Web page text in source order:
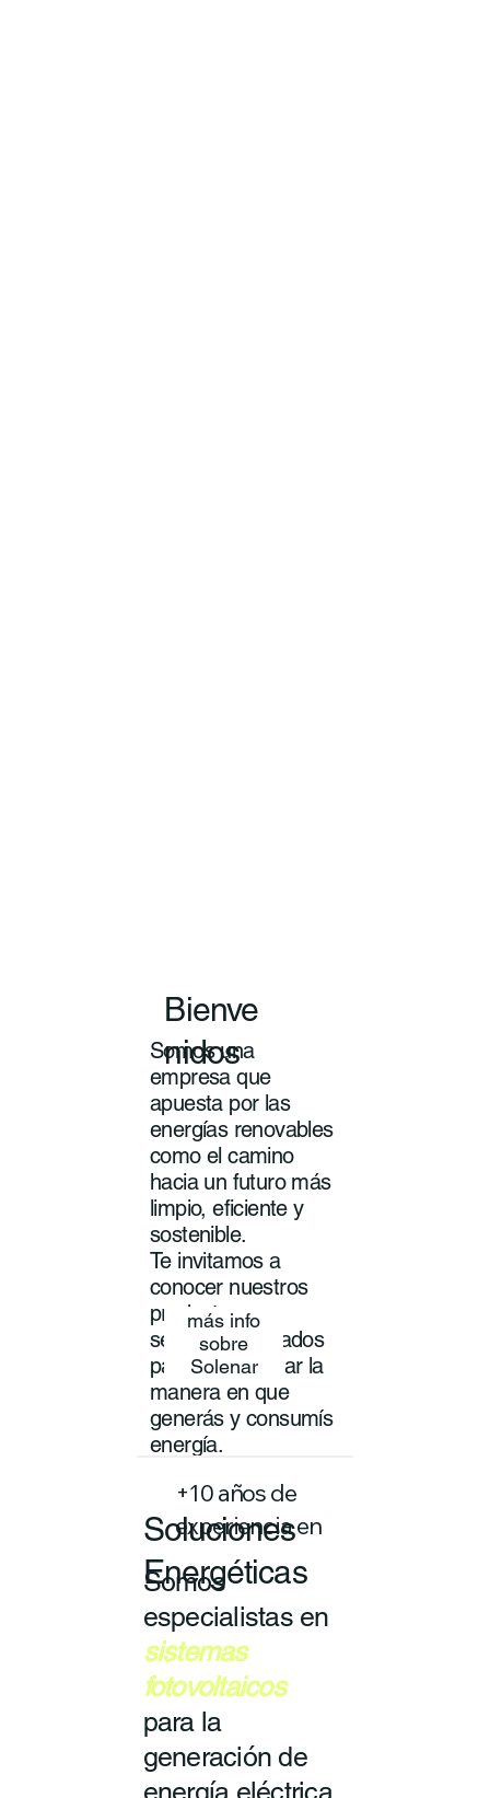
Bienve
nidos
Somos una
empresa que
apuesta por las
energías renovables
como el camino
hacia un futuro más
limpio, eficiente y
sostenible.
Te invitamos a
conocer nuestros
productos y
servicios pensados
para transformar la
manera en que
generás y consumís
energía.
más info
sobre
Solenar
Soluciones
Energéticas
+10 años de
experiencia en
Somos
especialistas en
sistemas
fotovoltaicos
para la
generación de